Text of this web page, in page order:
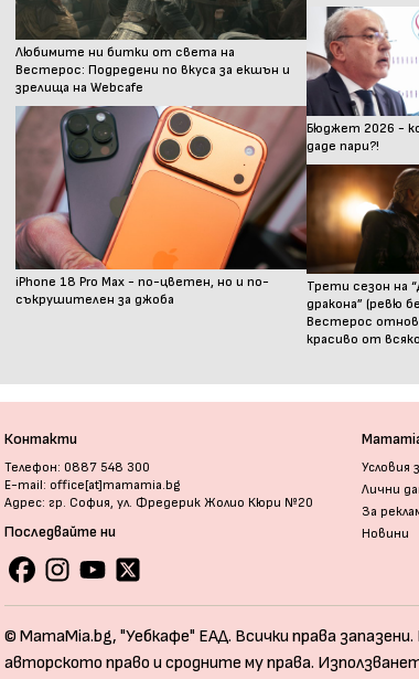
Любимите ни битки от света на
Вестерос: Подредени по вкуса за екшън и
зрелища на Webcafe
iPhone 18 Pro Max - по-цветен, но и по-
съкрушителен за джоба
Бюджет 2026 -
даде пари?!
Трети сезон на
дракона” (ревю
Вестерос
красиво от
Контакти
Телефон: 0887 548 300
E-mail: office[at]mamamia.bg
Адрес: гр. София, ул. Фредерик Жолио Кюри №20
Последвайте ни
Условия
Лични
За
Новини
© MamaMia.bg, "Уебкафе" ЕАД. Всички права
авторското право и сродните му права.